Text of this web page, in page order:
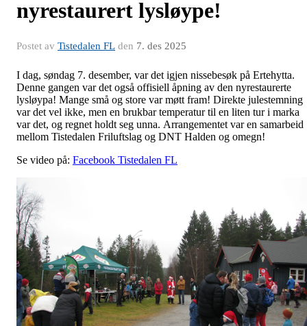
nyrestaurert lysløype!
Postet av Tistedalen FL den 7. des 2025
I dag, søndag 7. desember, var det igjen nissebesøk på Ertehytta.
Denne gangen var det også offisiell åpning av den nyrestaurerte
lysløypa! Mange små og store var møtt fram! Direkte julestemning
var det vel ikke, men en brukbar temperatur til en liten tur i marka
var det, og regnet holdt seg unna. Arrangementet var en samarbeid
mellom Tistedalen Friluftslag og DNT Halden og omegn!
Se video på: Facebook Tistedalen FL